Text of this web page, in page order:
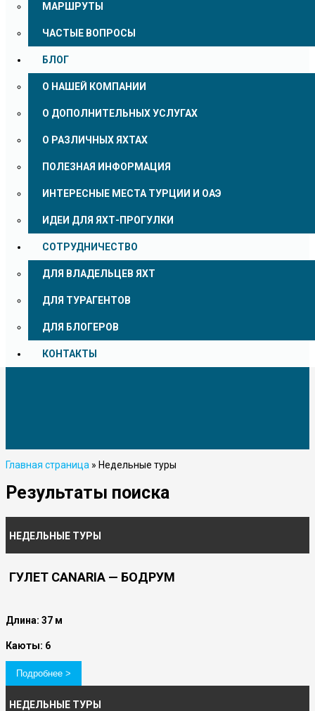
МАРШРУТЫ
ЧАСТЫЕ ВОПРОСЫ
БЛОГ
О НАШЕЙ КОМПАНИИ
О ДОПОЛНИТЕЛЬНЫХ УСЛУГАХ
О РАЗЛИЧНЫХ ЯХТАХ
ПОЛЕЗНАЯ ИНФОРМАЦИЯ
ИНТЕРЕСНЫЕ МЕСТА ТУРЦИИ И ОАЭ
ИДЕИ ДЛЯ ЯХТ-ПРОГУЛКИ
СОТРУДНИЧЕСТВО
ДЛЯ ВЛАДЕЛЬЦЕВ ЯХТ
ДЛЯ ТУРАГЕНТОВ
ДЛЯ БЛОГЕРОВ
КОНТАКТЫ
Главная страница » Недельные туры
Результаты поиска
НЕДЕЛЬНЫЕ ТУРЫ
ГУЛЕТ CANARIA — БОДРУМ
Длина: 37 м
Каюты: 6
Подробнее >
НЕДЕЛЬНЫЕ ТУРЫ